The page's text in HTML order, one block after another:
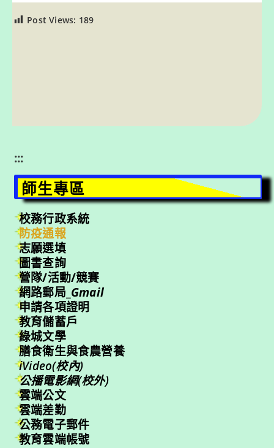
Post Views: 189
:::
師生專區
校務行政系統
防疫通報
志願選填
圖書查詢
營隊/活動/競賽
網路郵局_ Gmail
申請各項證明
教育儲蓄戶
綠城文學
膳食衛生與食農營養
iVideo(校內)
公播電影網(校外)
雲端公文
雲端差勤
公務電子郵件
教育雲端帳號